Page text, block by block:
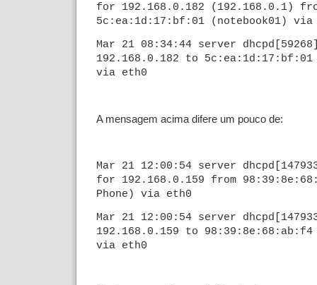
for 192.168.0.182 (192.168.0.1)
5c:ea:1d:17:bf:01 (notebook01) via
Mar 21 08:34:44 server dhcpd[59268]:
192.168.0.182 to 5c:ea:1d:17:bf:01
via eth0
A mensagem acima difere um pouco de:
Mar 21 12:00:54 server dhcpd[147933]:
for 192.168.0.159 from
Phone) via eth0
Mar 21 12:00:54 server
192.168.0.159 to 98:39:8e:68:ab:f4
via eth0